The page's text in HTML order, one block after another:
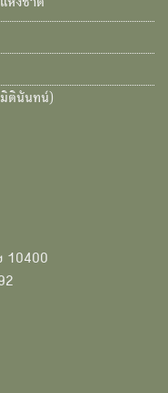
ห่งชาติ
ตินันทน์)
10400